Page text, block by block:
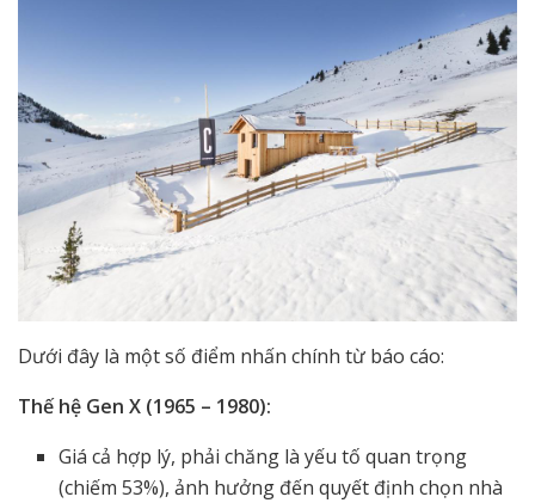
Dưới đây là một số điểm nhấn chính từ báo cáo:
Thế hệ Gen X (1965 – 1980):
Giá cả hợp lý, phải chăng là yếu tố quan trọng
(chiếm 53%), ảnh hưởng đến quyết định chọn nhà